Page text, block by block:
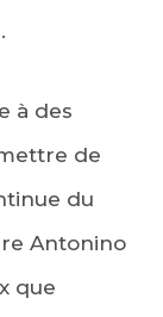
à des
de
du
Antonino
que